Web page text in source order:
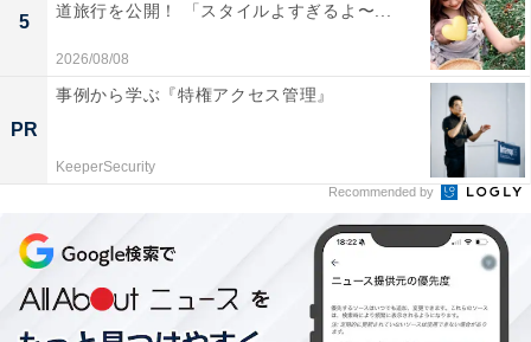
5
道旅行を公開！ 「スタイルよすぎるよ〜...
2026/08/08
PR
事例から学ぶ『特権アクセス管理』
KeeperSecurity
Recommended by